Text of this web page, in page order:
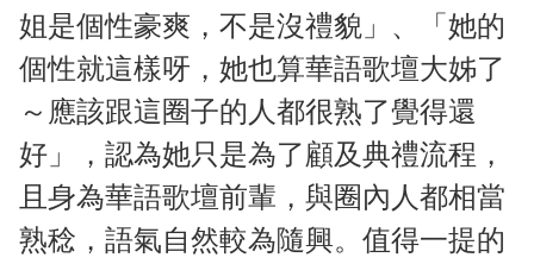
姐是個性豪爽，不是沒禮貌」、「她的
個性就這樣呀，她也算華語歌壇大姊了
～應該跟這圈子的人都很熟了覺得還
好」，認為她只是為了顧及典禮流程，
且身為華語歌壇前輩，與圈內人都相當
熟稔，語氣自然較為隨興。值得一提的